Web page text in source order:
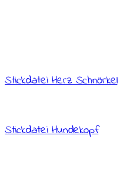
Stickdatei Herz Schnörkel
Stickdatei Hundekopf